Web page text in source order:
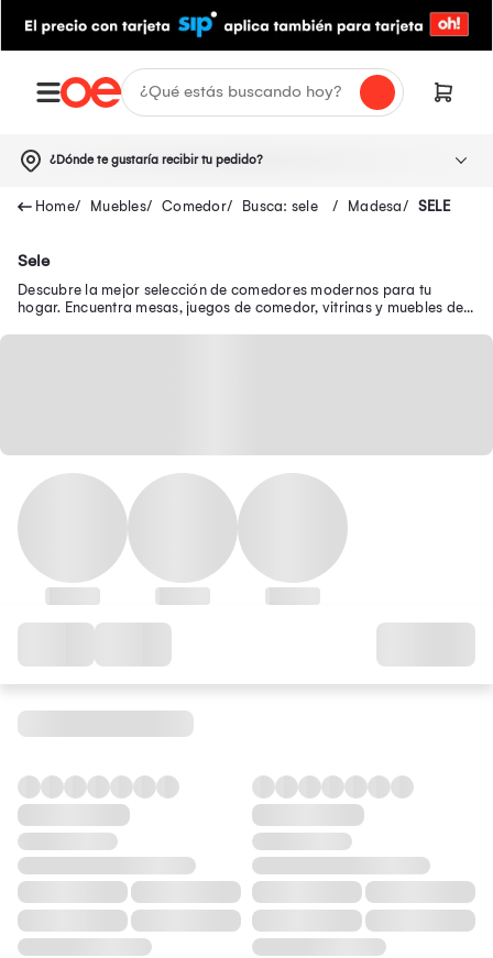
¿Dónde te gustaría recibir tu pedido?
Muebles Comedor Busca: sele Madesa SELE
Sele
Descubre la mejor selección de comedores modernos para tu
hogar. Encuentra mesas, juegos de comedor, vitrinas y muebles de